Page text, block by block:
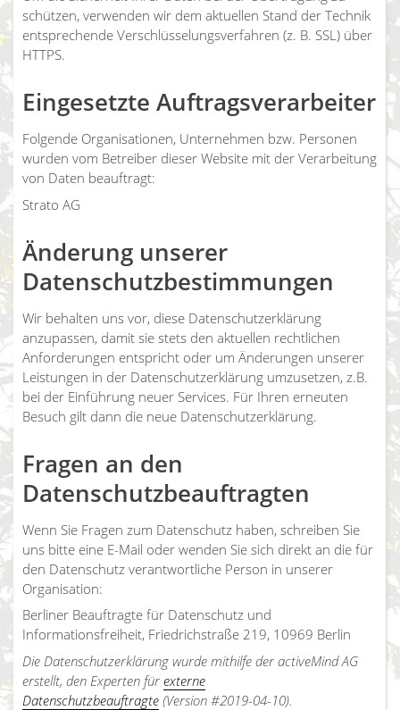
schützen, verwenden wir dem aktuellen Stand der Technik
entsprechende Verschlüsselungsverfahren (z. B. SSL) über
HTTPS.
Eingesetzte Auftragsverarbeiter
Folgende Organisationen, Unternehmen bzw. Personen
wurden vom Betreiber dieser Website mit der Verarbeitung
von Daten beauftragt:
Strato AG
Änderung unserer
Datenschutzbestimmungen
Wir behalten uns vor, diese Datenschutzerklärung
anzupassen, damit sie stets den aktuellen rechtlichen
Anforderungen entspricht oder um Änderungen unserer
Leistungen in der Datenschutzerklärung umzusetzen, z.B.
bei der Einführung neuer Services. Für Ihren erneuten
Besuch gilt dann die neue Datenschutzerklärung.
Fragen an den
Datenschutzbeauftragten
Wenn Sie Fragen zum Datenschutz haben, schreiben Sie
uns bitte eine E-Mail oder wenden Sie sich direkt an die für
den Datenschutz verantwortliche Person in unserer
Organisation:
Berliner Beauftragte für Datenschutz und
Informationsfreiheit, Friedrichstraße 219, 10969 Berlin
Die Datenschutzerklärung wurde mithilfe der activeMind AG
erstellt, den Experten für externe
Datenschutzbeauftragte (Version #2019-04-10).